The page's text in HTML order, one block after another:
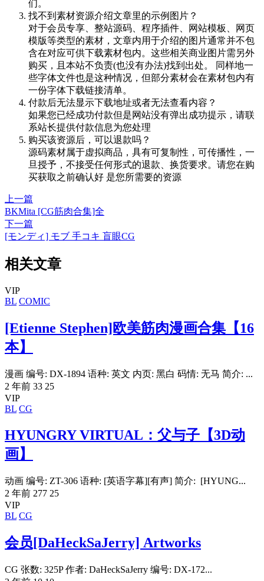
们。
找不到素材资源介绍文章里的示例图片？
对于会员专享、整站源码、程序插件、网站模板、网页
模版等类型的素材，文章内用于介绍的图片通常并不包
含在对应可供下载素材包内。这些相关商业图片需另外
购买，且本站不负责(也没有办法)找到出处。 同样地一
些字体文件也是这种情况，但部分素材会在素材包内有
一份字体下载链接清单。
付款后无法显示下载地址或者无法查看内容？
如果您已经成功付款但是网站没有弹出成功提示，请联
系站长提供付款信息为您处理
购买该资源后，可以退款吗？
源码素材属于虚拟商品，具有可复制性，可传播性，一
旦授予，不接受任何形式的退款、换货要求。请您在购
买获取之前确认好 是您所需要的资源
上一篇
BKMita [CG筋肉合集]全
下一篇
[モンディ] モブ 手コキ 盲眼CG
相关文章
VIP
BL COMIC
[Etienne Stephen]欧美筋肉漫画合集【16
本】
漫画 编号: DX-1894 语种: 英文 内页: 黑白 码情: 无马 简介: ...
2 年前 33 25
VIP
BL CG
HYUNGRY VIRTUAL：父与子【3D动
画】
动画 编号: ZT-306 语种: [英语字幕][有声] 简介: [HYUNG...
2 年前 277 25
VIP
BL CG
会员[DaHeckSaJerry] Artworks
CG 张数: 325P 作者: DaHeckSaJerry 编号: DX-172...